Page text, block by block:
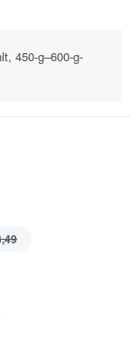
450-g–600-g-